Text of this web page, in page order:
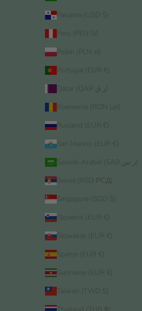
Panama (USD $)
Peru (PEN S/)
Polen (PLN zł)
Portugal (EUR €)
Roemenië (RON Lei)
Rusland (EUR €)
San Marino (EUR €)
Servië (RSD РСД)
Singapore (SGD $)
Slovenië (EUR €)
Spanje (EUR €)
Suriname (EUR €)
Taiwan (TWD $)